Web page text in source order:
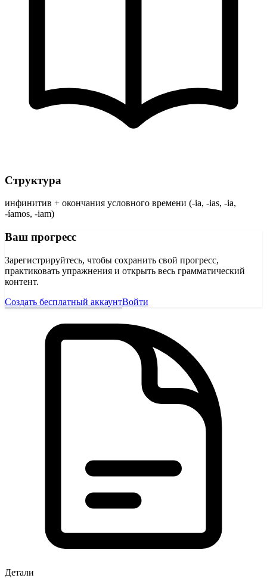
Структура
инфинитив + окончания условного времени (-ia, -ias, -ia,
-íamos, -iam)
Ваш прогресс
Зарегистрируйтесь, чтобы сохранить свой прогресс,
практиковать упражнения и открыть весь грамматический
контент.
Создать бесплатный аккаунтВойти
Детали